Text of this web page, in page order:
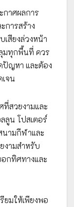
กาศผลการ
การสร้าง
สียงล่วงหน้า
มทุกพื้นที่ ควร
ปัญหา และต้อง
จน
ที่สวยงามและ
ลูน โปสเตอร์
นามกีฬาและ
งามสำหรับ
กทิศทางและ
มให้เพียงพอ